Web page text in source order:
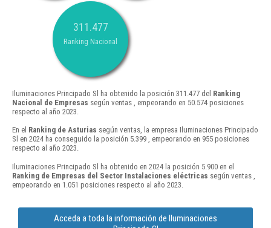
311.477
Ranking Nacional
Iluminaciones Principado Sl ha obtenido la posición 311.477 del Ranking
Nacional de Empresas según ventas , empeorando en 50.574 posiciones
respecto al año 2023.
En el Ranking de Asturias según ventas, la empresa Iluminaciones Principado
Sl en 2024 ha conseguido la posición 5.399 , empeorando en 955 posiciones
respecto al año 2023.
Iluminaciones Principado Sl ha obtenido en 2024 la posición 5.900 en el
Ranking de Empresas del Sector Instalaciones eléctricas según ventas ,
empeorando en 1.051 posiciones respecto al año 2023.
Acceda a toda la información de Iluminaciones